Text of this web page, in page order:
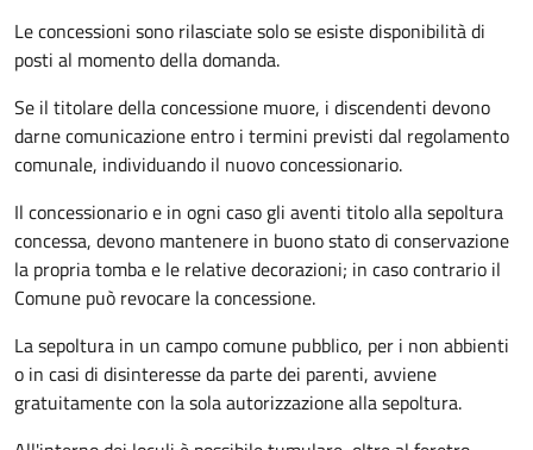
Le concessioni sono rilasciate solo se esiste disponibilità di
posti al momento della domanda.
Se il titolare della concessione muore, i discendenti devono
darne comunicazione entro i termini previsti dal regolamento
comunale, individuando il nuovo concessionario.
Il concessionario e in ogni caso gli aventi titolo alla sepoltura
concessa, devono mantenere in buono stato di conservazione
la propria tomba e le relative decorazioni; in caso contrario il
Comune può revocare la concessione.
La sepoltura in un campo comune pubblico, per i non abbienti
o in casi di disinteresse da parte dei parenti, avviene
gratuitamente con la sola autorizzazione alla sepoltura.